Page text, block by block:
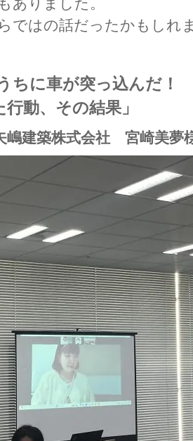
ではの話だったかもしれ
うちに車が突っ込んだ
動、その結果」
建築株式会社 宮崎美夢